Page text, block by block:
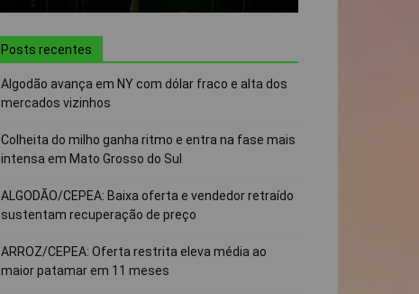
Posts recentes
Algodão avança em NY com dólar fraco e alta dos
mercados vizinhos
Colheita do milho ganha ritmo e entra na fase mais
intensa em Mato Grosso do Sul
ALGODÃO/CEPEA: Baixa oferta e vendedor retraído
sustentam recuperação de preço
ARROZ/CEPEA: Oferta restrita eleva média ao
maior patamar em 11 meses